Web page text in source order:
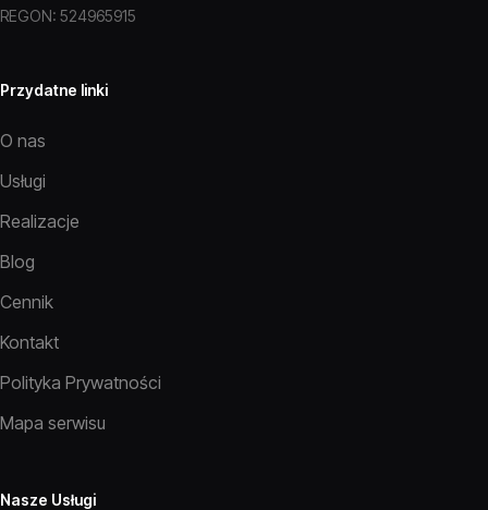
REGON: 524965915
Przydatne linki
O nas
Usługi
Realizacje
Blog
Cennik
Kontakt
Polityka Prywatności
Mapa serwisu
Nasze Usługi